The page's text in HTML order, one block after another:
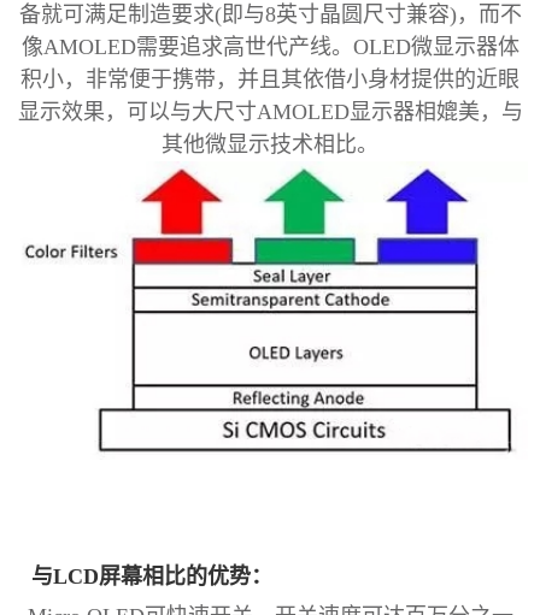
备就可满足制造要求(即与8英寸晶圆尺寸兼容)，而不
像AMOLED需要追求高世代产线。 OLED微显示器体
积小，非常便于携带，并且其依借小身材提供的近眼
显示效果，可以与大尺寸AMOLED显示器相媲美，与
其他微显示技术相比。
与LCD屏幕相比的优势：